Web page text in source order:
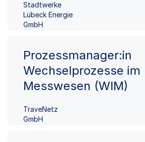
Stadtwerke
Lübeck Energie
GmbH
Prozessmanager:in
Wechselprozesse im
Messwesen (WIM)
TraveNetz
GmbH